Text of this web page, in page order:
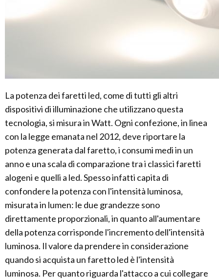
La potenza dei faretti led, come di tutti gli altri
dispositivi di illuminazione che utilizzano questa
tecnologia, si misura in Watt. Ogni confezione, in linea
con la legge emanata nel 2012, deve riportare la
potenza generata dal faretto, i consumi medi in un
anno e una scala di comparazione tra i classici faretti
alogeni e quelli a led. Spesso infatti capita di
confondere la potenza con l'intensità luminosa,
misurata in lumen: le due grandezze sono
direttamente proporzionali, in quanto all'aumentare
della potenza corrisponde l'incremento dell'intensità
luminosa. Il valore da prendere in considerazione
quando si acquista un faretto led è l'intensità
luminosa. Per quanto riguarda l'attacco a cui collegare